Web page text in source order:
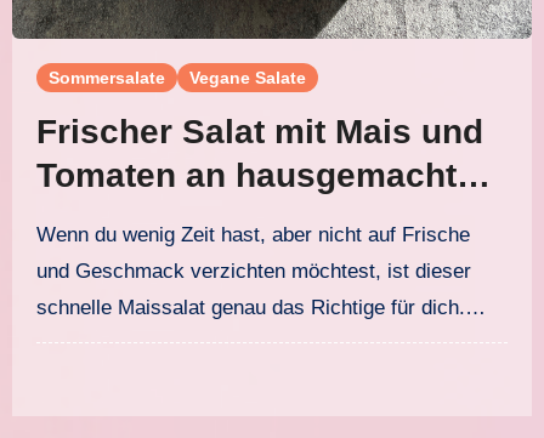
Sommersalate Vegane Salate
Frischer Salat mit Mais und
Tomaten an hausgemachtem
Agave-Senf-Dressing
Wenn du wenig Zeit hast, aber nicht auf Frische
und Geschmack verzichten möchtest, ist dieser
schnelle Maissalat genau das Richtige für dich.…